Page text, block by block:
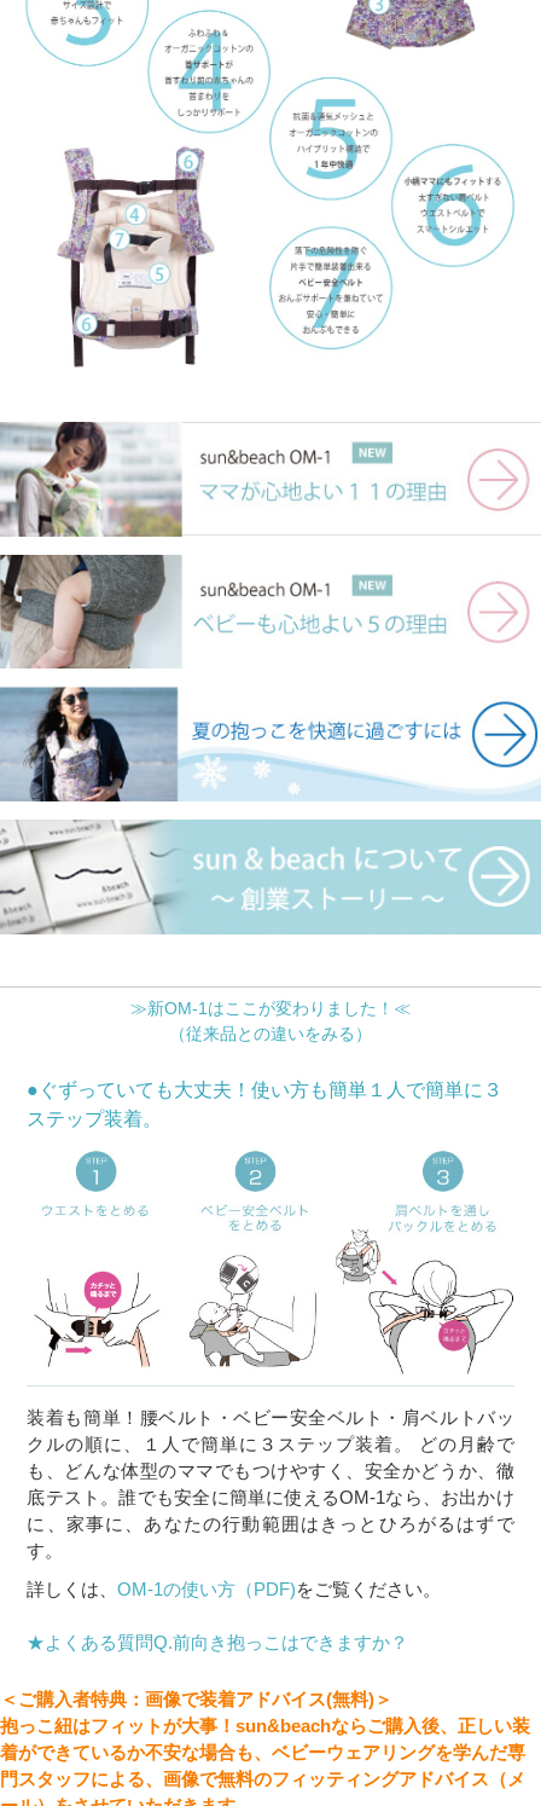
≫新OM-1はここが変わりました！≪
（従来品との違いをみる）
●ぐずっていても大丈夫！使い方も簡単１人で簡単に３
ステップ装着。
装着も簡単！腰ベルト・ベビー安全ベルト・肩ベルトバッ
クルの順に、１人で簡単に３ステップ装着。 どの月齢で
も、どんな体型のママでもつけやすく、安全かどうか、徹
底テスト。誰でも安全に簡単に使えるOM-1なら、お出かけ
に、家事に、あなたの行動範囲はきっとひろがるはずで
す。
詳しくは、OM-1の使い方（PDF)をご覧ください。
★よくある質問Q.前向き抱っこはできますか？
＜ご購入者特典：画像で装着アドバイス(無料)＞
抱っこ紐はフィットが大事！sun&beachならご購入後、正しい装
着ができているか不安な場合も、ベビーウェアリングを学んだ専
門スタッフによる、画像で無料のフィッティングアドバイス（メ